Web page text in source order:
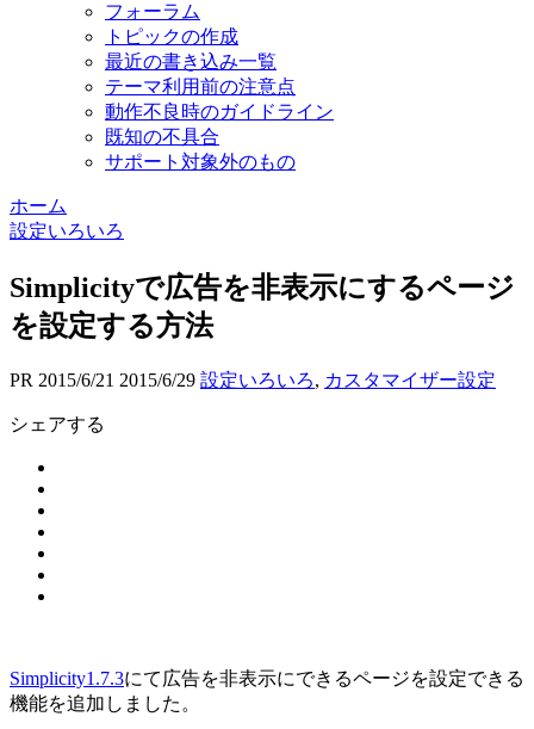
フォーラム
トピックの作成
最近の書き込み一覧
テーマ利用前の注意点
動作不良時のガイドライン
既知の不具合
サポート対象外のもの
ホーム
設定いろいろ
Simplicityで広告を非表示にするページ
を設定する方法
PR 2015/6/21 2015/6/29 設定いろいろ, カスタマイザー設定
シェアする
Simplicity1.7.3にて広告を非表示にできるページを設定できる
機能を追加しました。